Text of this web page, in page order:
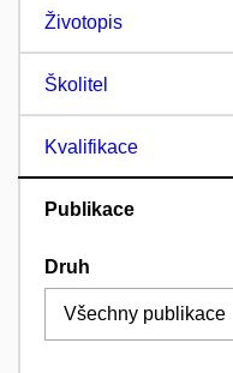
Životopis
Školitel
Kvalifikace
Publikace
Druh